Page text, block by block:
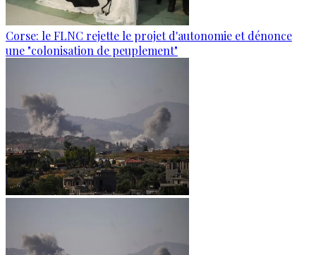
Corse: le FLNC rejette le projet d'autonomie et dénonce
une "colonisation de peuplement"